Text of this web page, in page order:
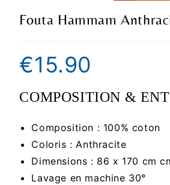
Fouta Hammam
€15.90
COMPOSITION &
Composition : 100% coton
Coloris : Anthracite
Dimensions : 86 x 170 cm
Lavage en machine 30°